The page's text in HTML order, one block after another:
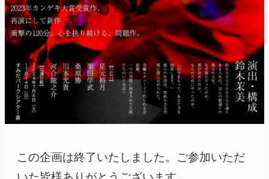
この企画は終了いたしました。ご参加いただ